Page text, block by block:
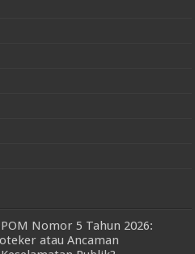
Nomor 5 Tahun 2026:
atau Ancaman